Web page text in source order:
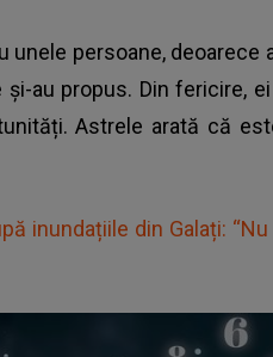
unele persoane, deoarece
au propus. Din fericire,
Astrele arată că
inundațiile din Galați: